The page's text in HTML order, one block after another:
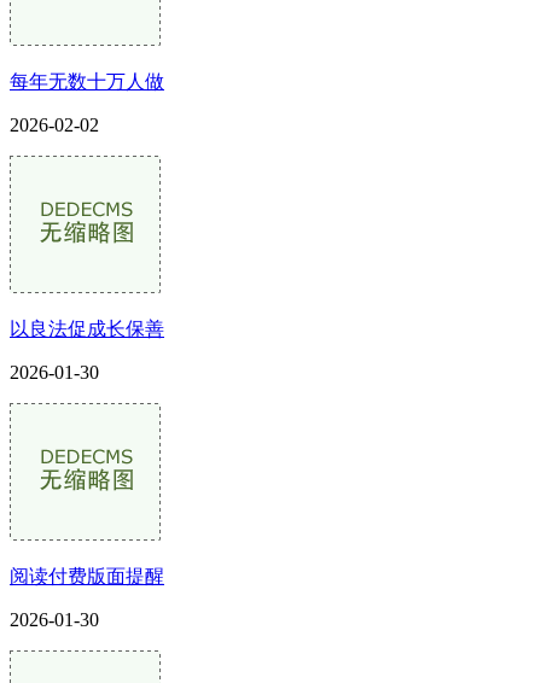
每年无数十万人做
2026-02-02
以良法促成长保善
2026-01-30
阅读付费版面提醒
2026-01-30